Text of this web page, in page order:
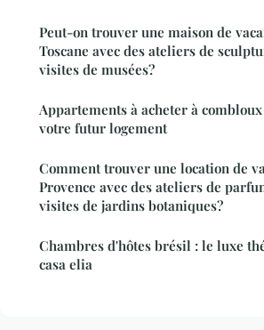
Peut-on trouver une maison de
Toscane avec des ateliers de
visites de musées?
Appartements à acheter à
votre futur logement
Comment trouver une location de
Provence avec des ateliers de
visites de jardins botaniques?
Chambres d'hôtes brésil : le luxe
casa elia